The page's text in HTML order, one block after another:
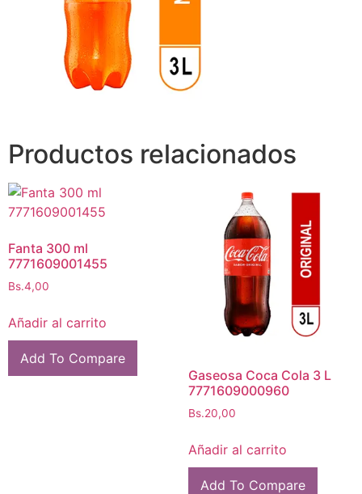
Productos relacionados
Fanta 300 ml
7771609001455
Bs.4,00
Añadir al carrito
Add To Compare
Gaseosa Coca Cola 3 L
7771609000960
Bs.20,00
Añadir al carrito
Add To Compare